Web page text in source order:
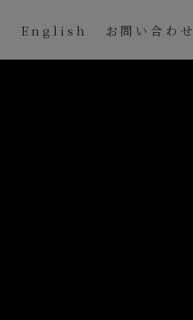
English お問い合わせ